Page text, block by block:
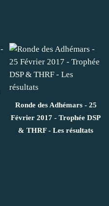
Ronde des Adhémars - 25
Février 2017 - Trophée DSP
& THRF - Les résultats